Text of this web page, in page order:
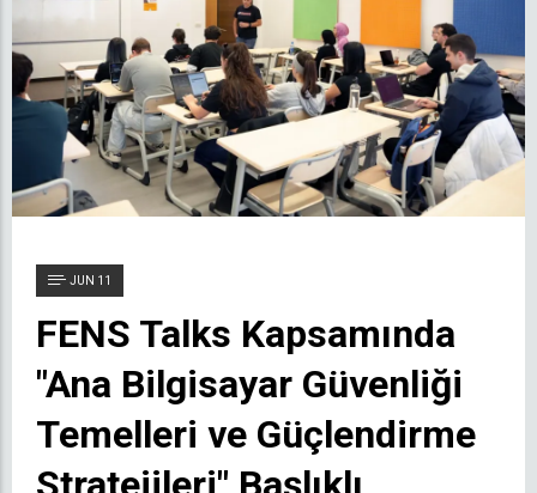
JUN 11
FENS Talks Kapsamında
"Ana Bilgisayar Güvenliği
Temelleri ve Güçlendirme